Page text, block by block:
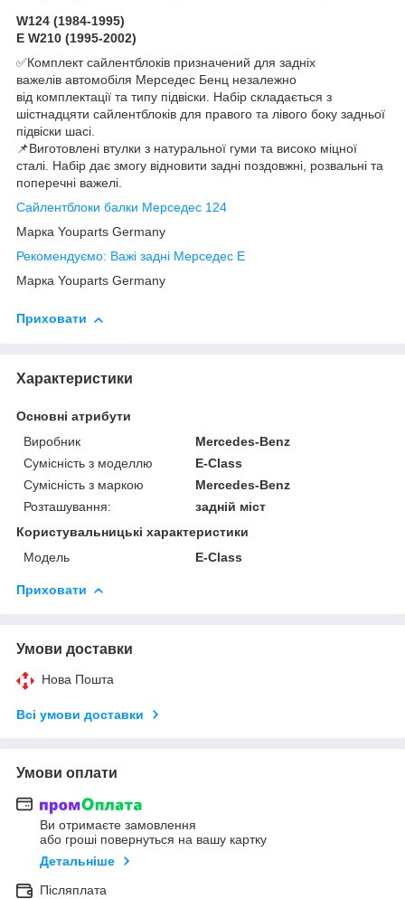
W124 (1984-1995)
E W210 (1995-2002)
✅Комплект сайлентблоків призначений для задніх
важелів автомобіля Мерседес Бенц незалежно
від комплектації та типу підвіски. Набір складається з
шістнадцяти сайлентблоків для правого та лівого боку задньої
підвіски шасі.
📌Виготовлені втулки з натуральної гуми та високо міцної
сталі. Набір дає змогу відновити задні поздовжні, розвальні та
поперечні важелі.
Сайлентблоки балки Мерседес 124
Марка Youparts Germany
Рекомендуємо: Важі задні Мерседес Е
Марка Youparts Germany
Приховати
Характеристики
Основні атрибути
Виробник
Mercedes-Benz
Сумісність з моделлю
E-Class
Сумісність з маркою
Mercedes-Benz
Розташування:
задній міст
Користувальницькі характеристики
Модель
E-Class
Приховати
Умови доставки
Нова Пошта
Всі умови доставки
Умови оплати
Ви отримаєте замовлення
або гроші повернуться на вашу картку
Детальніше
Післяплата